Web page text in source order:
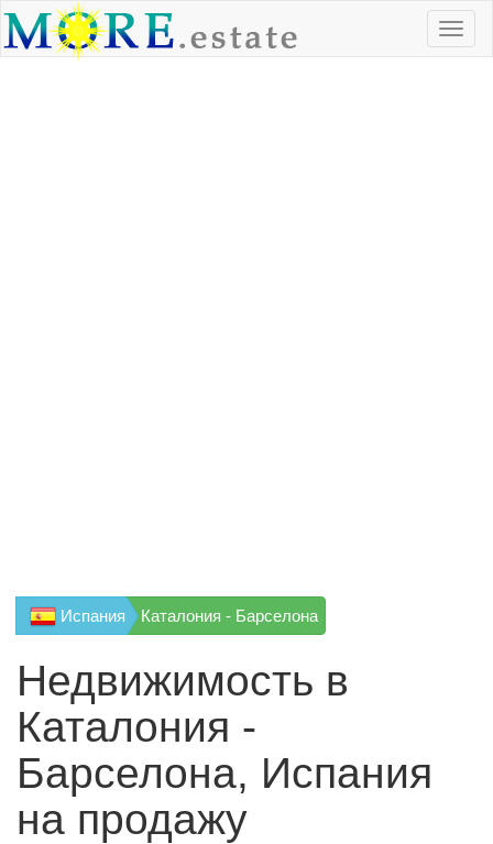
Испания Каталония - Барселона
Недвижимость в
Каталония -
Барселона, Испания
на продажу